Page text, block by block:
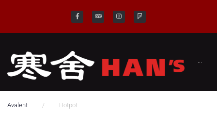
···
Avaleht / Hotpot